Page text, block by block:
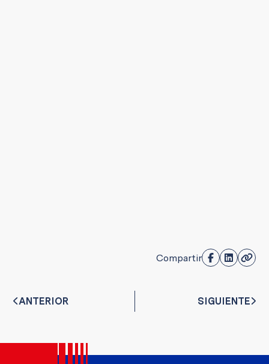
Compartir
ANTERIOR SIGUIENTE